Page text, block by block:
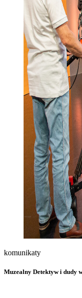
komunikaty
Muzealny Detektyw i dudy